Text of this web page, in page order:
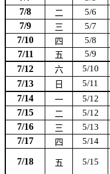
7/8 二 5/6
7/9 三 5/7
7/10 四 5/8
7/11 五 5/9
7/12 六 5/10
7/13
日 5/11
7/14
一 5/12
7/15 二 5/12
7/16 三 5/13
7/17 四 5/14
7/18 五 5/15